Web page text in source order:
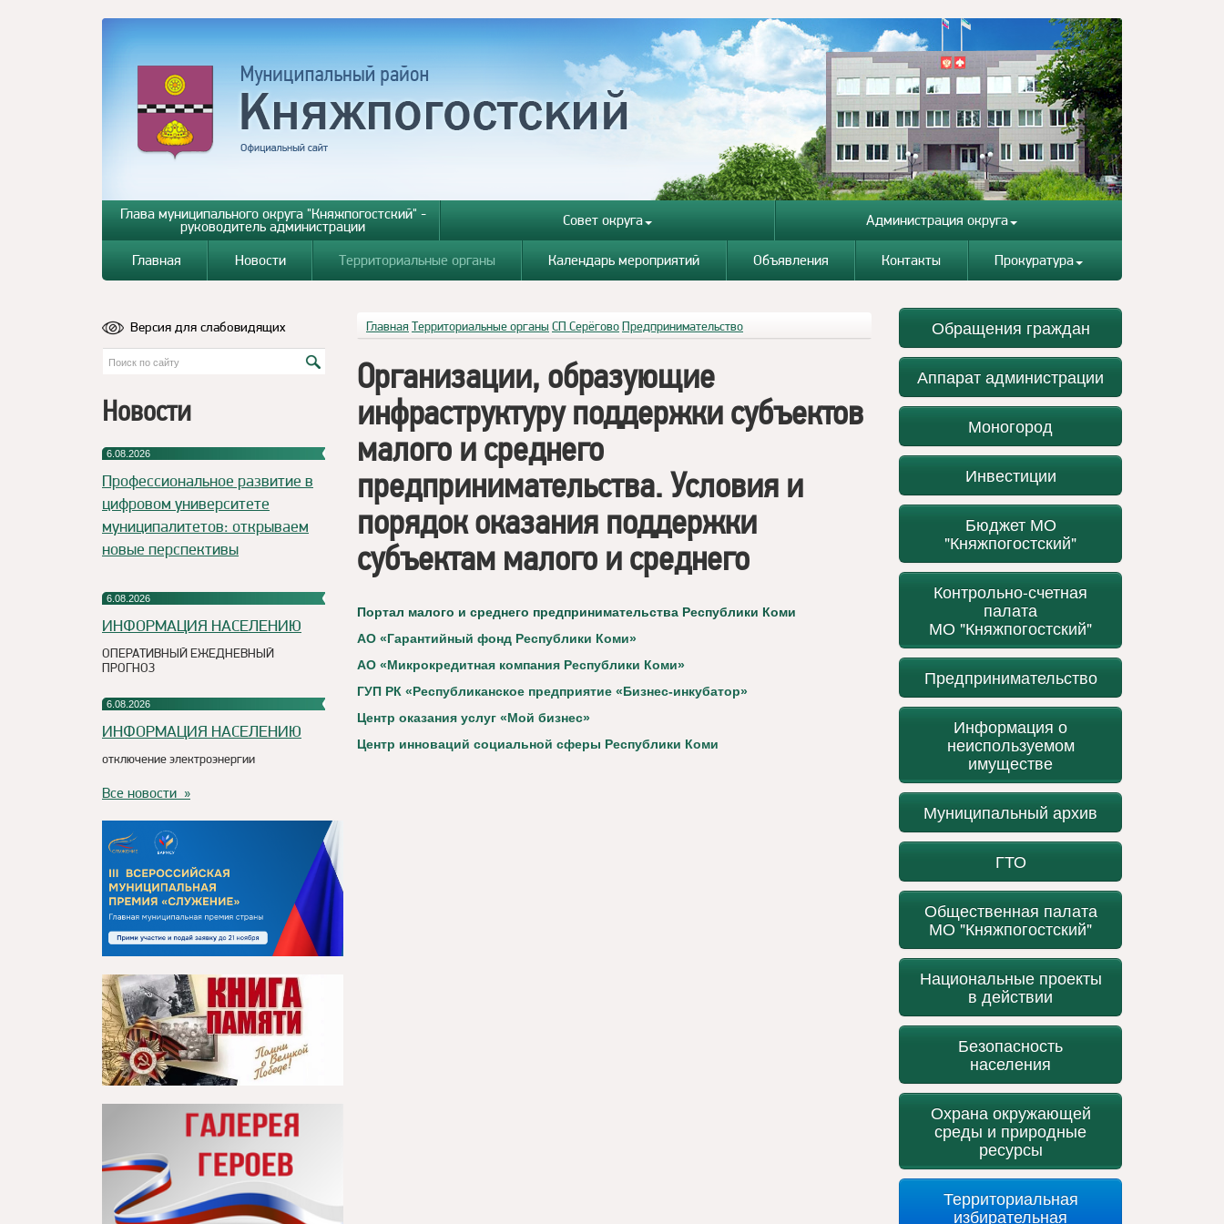
Глава муниципального округа "Княжпогостский" -
руководитель администрации Совет округа Администрация округа
Главная Новости Территориальные органы Календарь мероприятий Объявления Контакты Прокуратура
Версия для слабовидящих
Новости
6.08.2026
Профессиональное развитие в
цифровом университете
муниципалитетов: открываем
новые перспективы
6.08.2026
ИНФОРМАЦИЯ НАСЕЛЕНИЮ
ОПЕРАТИВНЫЙ ЕЖЕДНЕВНЫЙ
ПРОГНОЗ
6.08.2026
ИНФОРМАЦИЯ НАСЕЛЕНИЮ
отключение электроэнергии
Все новости »
Главная Территориальные органы СП СерёговоПредпринимательство
Организации, образующие
инфраструктуру поддержки субъектов
малого и среднего
предпринимательства. Условия и
порядок оказания поддержки
субъектам малого и среднего
Портал малого и среднего предпринимательства Республики Коми
АО «Гарантийный фонд Республики Коми»
АО «Микрокредитная компания Республики Коми»
ГУП РК «Республиканское предприятие «Бизнес-инкубатор»
Центр оказания услуг «Мой бизнес»
Центр инноваций социальной сферы Республики Коми
Обращения граждан
Аппарат администрации
Моногород
Инвестиции
Бюджет МО
"Княжпогостский"
Контрольно-счетная
палата
МО "Княжпогостский"
Предпринимательство
Информация о
неиспользуемом
имуществе
Муниципальный архив
ГТО
Общественная палата
МО "Княжпогостский"
Национальные проекты
в действии
Безопасность
населения
Охрана окружающей
среды и природные
ресурсы
Территориальная
избирательная